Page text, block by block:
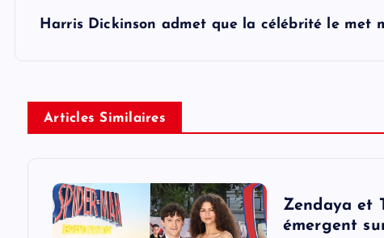
Harris Dickinson admet que la célébrité le met
Articles Similaires
Zendaya et
émergent